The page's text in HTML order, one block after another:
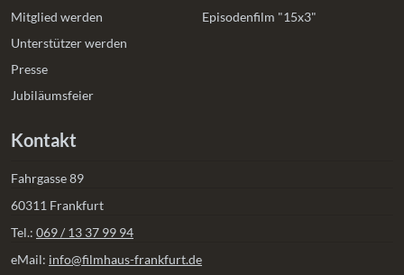
Mitglied werden
Unterstützer werden
Presse
Jubiläumsfeier
Episodenfilm "15x3"
Kontakt
Fahrgasse 89
60311 Frankfurt
Tel.: 069 / 13 37 99 94
eMail: info@filmhaus-frankfurt.de